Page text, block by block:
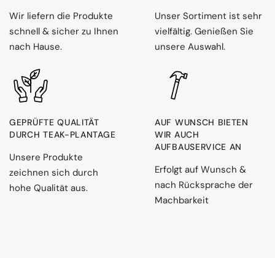
Wir liefern die Produkte
schnell & sicher zu Ihnen
nach Hause.
Unser Sortiment ist sehr
vielfältig. Genießen Sie
unsere Auswahl.
GEPRÜFTE QUALITÄT
DURCH TEAK-PLANTAGE
Unsere Produkte
zeichnen sich durch
hohe Qualität aus.
AUF WUNSCH BIETEN
WIR AUCH
AUFBAUSERVICE AN
Erfolgt auf Wunsch &
nach Rücksprache der
Machbarkeit